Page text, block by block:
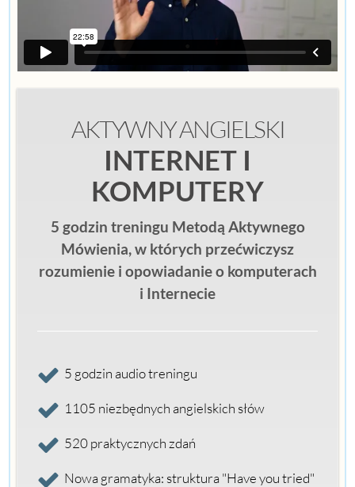
AKTYWNY ANGIELSKI
INTERNET I
KOMPUTERY
5 godzin treningu Metodą Aktywnego
Mówienia, w których przećwiczysz
rozumienie i opowiadanie o komputerach
i Internecie
5 godzin audio treningu
1105 niezbędnych angielskich słów
520 praktycznych zdań
Nowa gramatyka: struktura "Have you tried"